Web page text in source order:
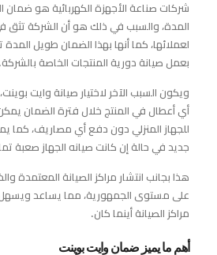
شركات صناعة الأجهزة الكهربائية هو ضمان
المدة، والسبب في ذلك هو أن الشركة تثق
لعملائها، كما أنها بهذا الضمان طويل
بعمل صيانة دورية المنتجات الخاصة بالشركة.
ويكون السبب الآخر لاختيار صيانة وايت
أي أعطال في المنتج خلال فترة الضمان
للجهاز المنزلي دون دفع أي مصاريف، كما
جديد في حالة إن كانت صيانه الجهاز صعبة
هذا بجانب انتشار مراكز الصيانة المعتمدة
على مستوى الجمهورية، مما يساعد ويسهل
مراكز الصيانة أينما كان.
أهم ما يميز ضمان وايت بوينت